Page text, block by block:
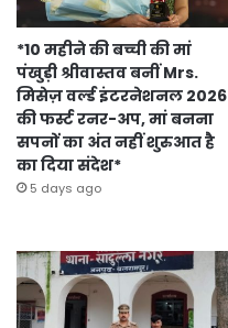
*10 महीने की बच्ची की मां
पंखुड़ी श्रीवास्तव बनीं Mrs.
मिसेज़ वर्ल्ड इंटरनेशनल 2026
की फर्स्ट रनर-अप, मां बनना
सपनों का अंत नहीं शुरुआत है
का दिया संदेश*
5 days ago